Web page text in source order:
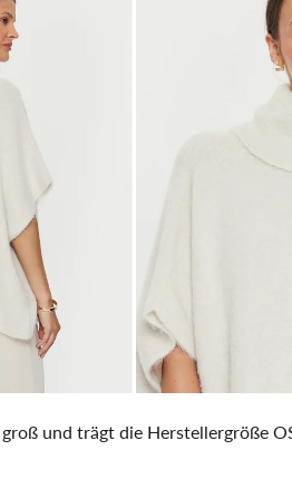
und trägt die Herstellergröße